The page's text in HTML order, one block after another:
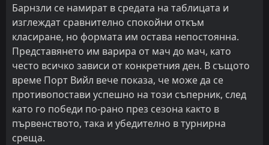
Барнзли се намират в средата на таблицата и
изглеждат сравнително спокойни откъм
класиране, но формата им остава непостоянна.
Представянето им варира от мач до мач, като
често всичко зависи от конкретния ден. В същото
време Порт Вийл вече показа, че може да се
противопостави успешно на този съперник, след
като го победи по-рано през сезона както в
първенството, така и убедително в турнирна
среща.